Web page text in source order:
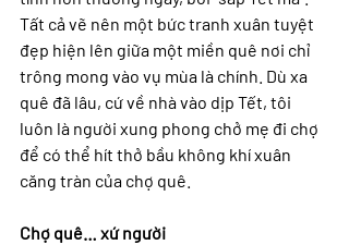
Tất cả vẽ nên một bức tranh xuân tuyệt
đẹp hiện lên giữa một miền quê nơi chỉ
trông mong vào vụ mùa là chính. Dù xa
quê đã lâu, cứ về nhà vào dịp Tết, tôi
luôn là người xung phong chở mẹ đi chợ
để có thể hít thở bầu không khí xuân
căng tràn của chợ quê.
Chợ quê… xứ người